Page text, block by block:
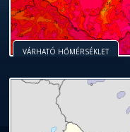
VÁRHATÓ HŐMÉRSÉKLET